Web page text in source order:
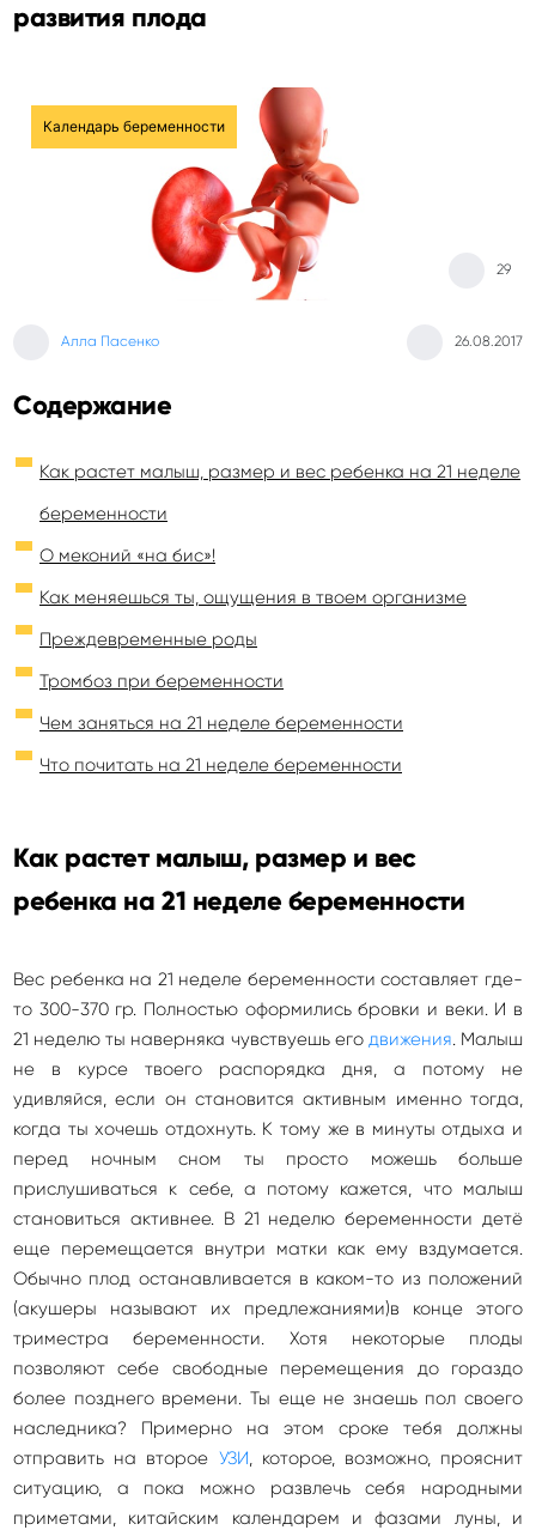
развития плода
Календарь беременности
Алла Пасенко 26.08.2017
29
Содержание
Как растет малыш, размер и вес ребенка на 21 неделе
беременности
О меконий «на бис»!
Как меняешься ты, ощущения в твоем организме
Преждевременные роды
Тромбоз при беременности
Чем заняться на 21 неделе беременности
Что почитать на 21 неделе беременности
Как растет малыш, размер и вес
ребенка на 21 неделе беременности
Вес ребенка на 21 неделе беременности составляет где-
то 300-370 гр. Полностью оформились бровки и веки. И в
21 неделю ты наверняка чувствуешь его движения . Малыш
не в курсе твоего распорядка дня, а потому не
удивляйся, если он становится активным именно тогда,
когда ты хочешь отдохнуть. К тому же в минуты отдыха и
перед ночным сном ты просто можешь больше
прислушиваться к себе, а потому кажется, что малыш
становиться активнее. В 21 неделю беременности детё
еще перемещается внутри матки как ему вздумается.
Обычно плод останавливается в каком-то из положений
(акушеры называют их предлежаниями)в конце этого
триместра беременности. Хотя некоторые плоды
позволяют себе свободные перемещения до гораздо
более позднего времени. Ты еще не знаешь пол своего
наследника? Примерно на этом сроке тебя должны
отправить на второе УЗИ , которое, возможно, прояснит
ситуацию, а пока можно развлечь себя народными
приметами, китайским календарем и фазами луны, и